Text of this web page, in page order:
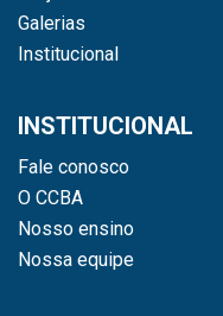
Galerias
Institucional
INSTITUCIONAL
Fale conosco
O CCBA
Nosso ensino
Nossa equipe